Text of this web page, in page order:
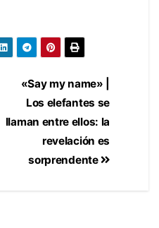
«Say my name» |
Los elefantes se
llaman entre ellos: la
revelación es
sorprendente